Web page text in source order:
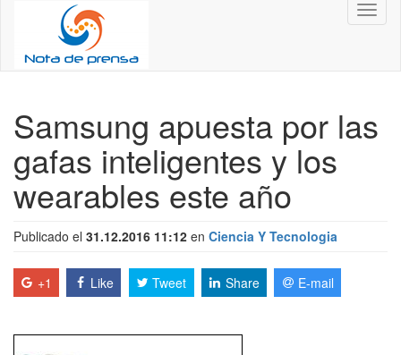
Samsung apuesta por las
gafas inteligentes y los
wearables este año
Publicado el 31.12.2016 11:12 en Ciencia Y Tecnologia
+1 Like Tweet Share E-mail